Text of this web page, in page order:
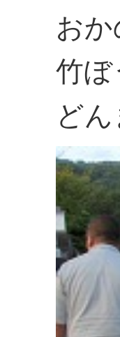
お
竹ぼ
どん